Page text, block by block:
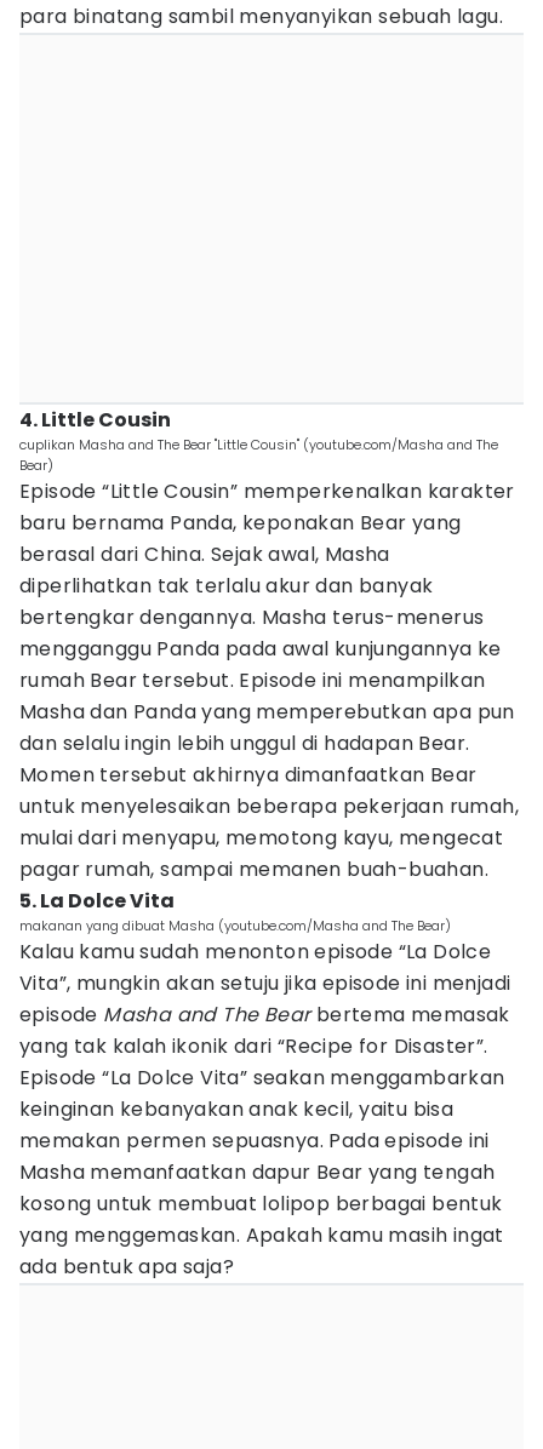
para binatang sambil menyanyikan sebuah lagu.
4. Little Cousin
cuplikan Masha and The Bear "Little Cousin" (youtube.com/Masha and The
Bear)
Episode “Little Cousin” memperkenalkan karakter
baru bernama Panda, keponakan Bear yang
berasal dari China. Sejak awal, Masha
diperlihatkan tak terlalu akur dan banyak
bertengkar dengannya. Masha terus-menerus
mengganggu Panda pada awal kunjungannya ke
rumah Bear tersebut. Episode ini menampilkan
Masha dan Panda yang memperebutkan apa pun
dan selalu ingin lebih unggul di hadapan Bear.
Momen tersebut akhirnya dimanfaatkan Bear
untuk menyelesaikan beberapa pekerjaan rumah,
mulai dari menyapu, memotong kayu, mengecat
pagar rumah, sampai memanen buah-buahan.
5. La Dolce Vita
makanan yang dibuat Masha (youtube.com/Masha and The Bear)
Kalau kamu sudah menonton episode “La Dolce
Vita”, mungkin akan setuju jika episode ini menjadi
episode Masha and The Bearbertema memasak
yang tak kalah ikonik dari “Recipe for Disaster”.
Episode “La Dolce Vita” seakan menggambarkan
keinginan kebanyakan anak kecil, yaitu bisa
memakan permen sepuasnya. Pada episode ini
Masha memanfaatkan dapur Bear yang tengah
kosong untuk membuat lolipop berbagai bentuk
yang menggemaskan. Apakah kamu masih ingat
ada bentuk apa saja?